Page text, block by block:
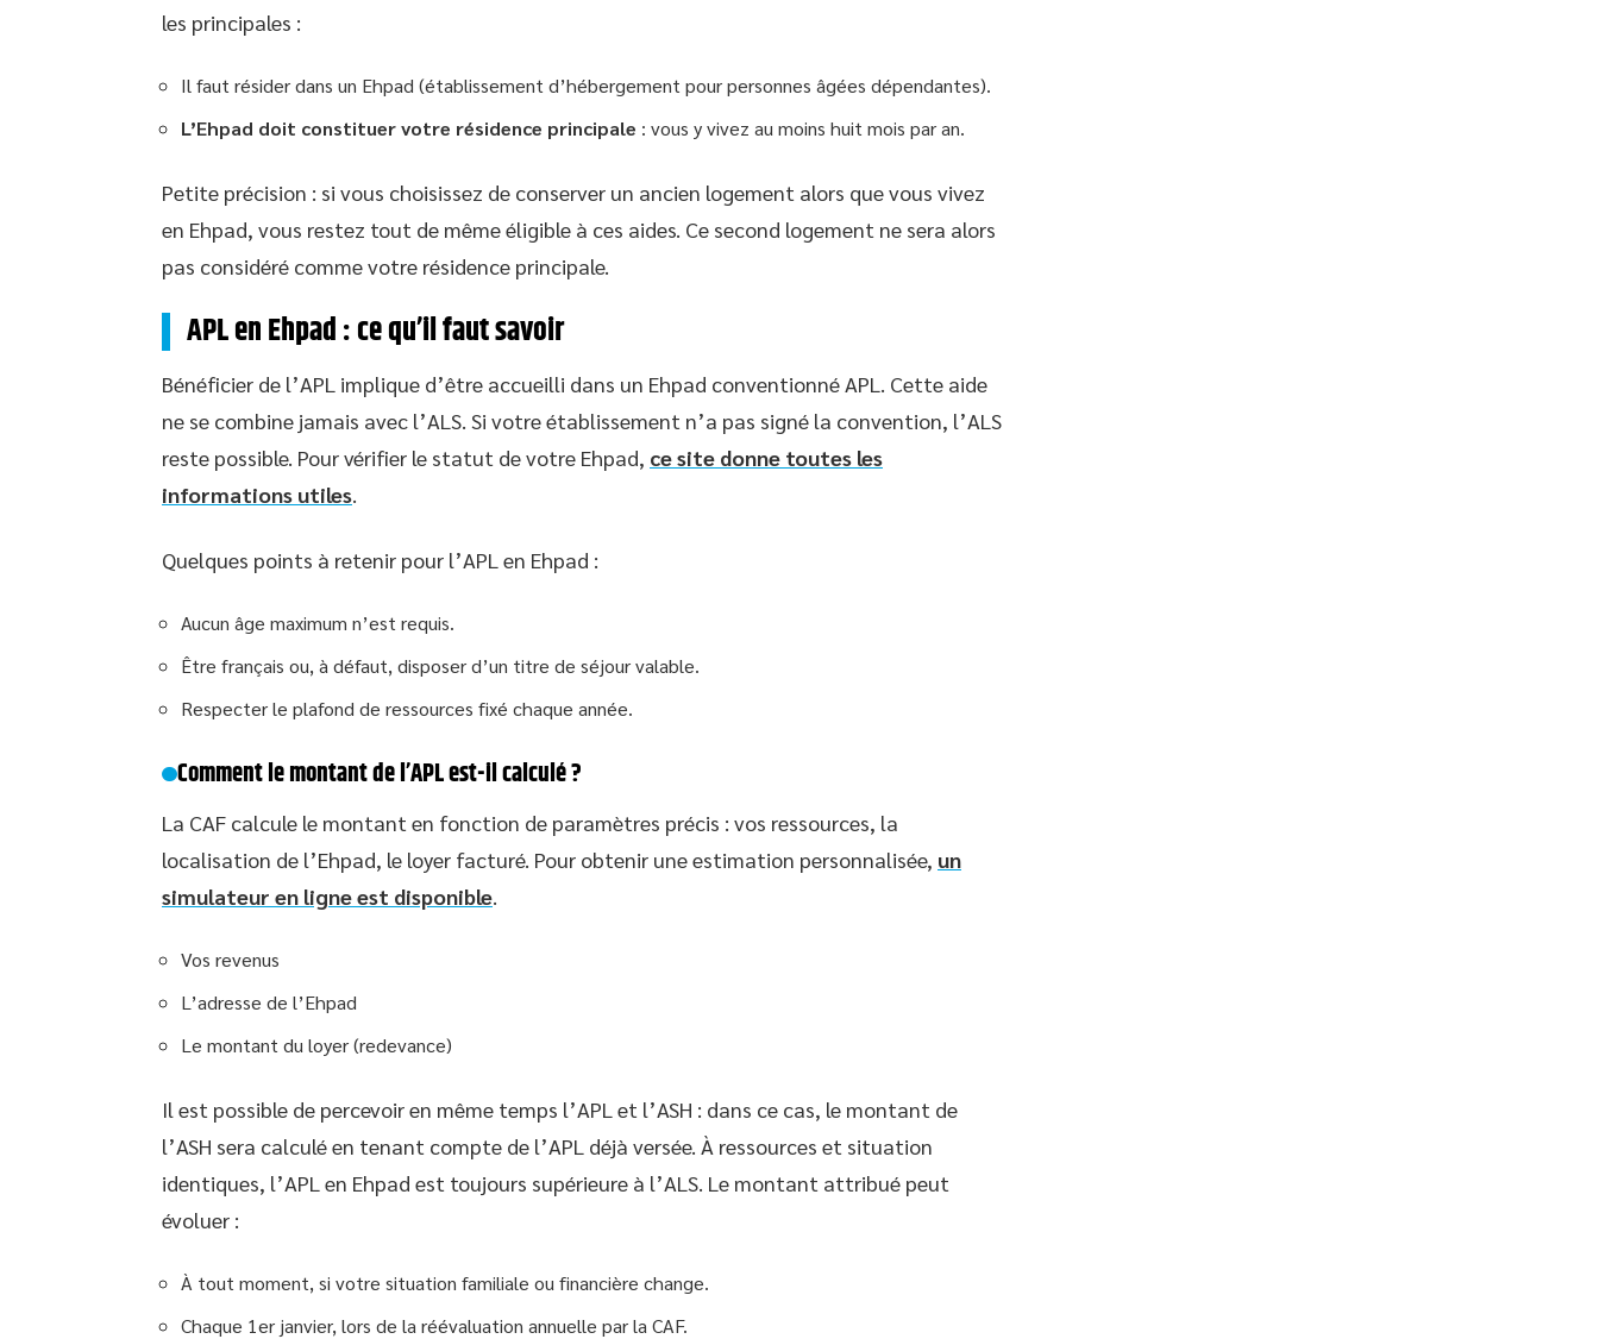
les principales :
Il faut résider dans un Ehpad (établissement d’hébergement pour personnes âgées dépendantes).
L’Ehpad doit constituer votre résidence principale : vous y vivez au moins huit mois par an.
Petite précision : si vous choisissez de conserver un ancien logement alors que vous vivez
en Ehpad, vous restez tout de même éligible à ces aides. Ce second logement ne sera alors
pas considéré comme votre résidence principale.
APL en Ehpad : ce qu’il faut savoir
Bénéficier de l’APL implique d’être accueilli dans un Ehpad conventionné APL. Cette aide
ne se combine jamais avec l’ALS. Si votre établissement n’a pas signé la convention, l’ALS
reste possible. Pour vérifier le statut de votre Ehpad, ce site donne toutes les
informations utiles.
Quelques points à retenir pour l’APL en Ehpad :
Aucun âge maximum n’est requis.
Être français ou, à défaut, disposer d’un titre de séjour valable.
Respecter le plafond de ressources fixé chaque année.
Comment le montant de l’APL est-il calculé ?
La CAF calcule le montant en fonction de paramètres précis : vos ressources, la
localisation de l’Ehpad, le loyer facturé. Pour obtenir une estimation personnalisée, un
simulateur en ligne est disponible.
Vos revenus
L’adresse de l’Ehpad
Le montant du loyer (redevance)
Il est possible de percevoir en même temps l’APL et l’ASH : dans ce cas, le montant de
l’ASH sera calculé en tenant compte de l’APL déjà versée. À ressources et situation
identiques, l’APL en Ehpad est toujours supérieure à l’ALS. Le montant attribué peut
évoluer :
À tout moment, si votre situation familiale ou financière change.
Chaque 1er janvier, lors de la réévaluation annuelle par la CAF.